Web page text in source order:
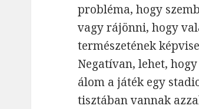
probléma, hogy
vagy rájönni, hogy
természetének
Negatívan, lehet,
álom a játék egy
tisztában vannak